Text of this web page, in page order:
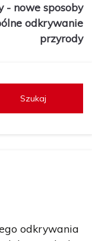
- nowe sposoby
odkrywanie
przyrody
Szukaj
odkrywania